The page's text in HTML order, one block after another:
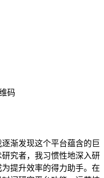
码
渐发现这个平台蕴含的巨
究者，我习惯性地深入研
提升效率的得力助手。在